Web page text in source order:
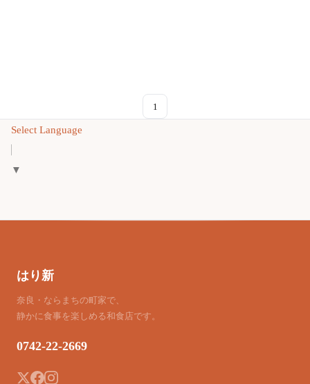
1
Select Language
▼
はり新
奈良・ならまちの町家で、
静かに食事を楽しめる和食店です。
0742-22-2669